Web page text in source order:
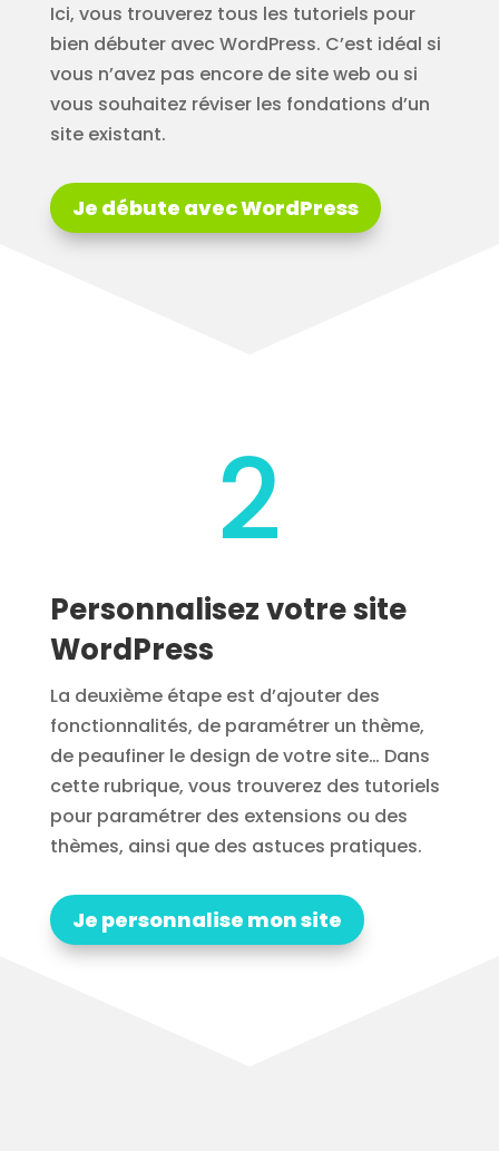
Ici, vous trouverez tous les tutoriels pour
bien débuter avec WordPress. C’est idéal si
vous n’avez pas encore de site web ou si
vous souhaitez réviser les fondations d’un
site existant.
Je débute avec WordPress
2
Personnalisez votre site
WordPress
La deuxième étape est d’ajouter des
fonctionnalités, de paramétrer un thème,
de peaufiner le design de votre site… Dans
cette rubrique, vous trouverez des tutoriels
pour paramétrer des extensions ou des
thèmes, ainsi que des astuces pratiques.
Je personnalise mon site